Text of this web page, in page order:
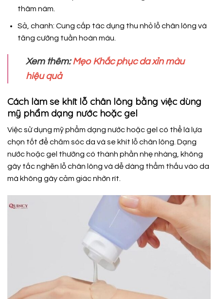
thâm nám.
Sả, chanh: Cung cấp tác dụng thu nhỏ lỗ chân lông và
tăng cường tuần hoàn máu.
Xem thêm:Mẹo Khắc phục da xỉn màu
hiệu quả
Cách làm se khít lỗ chân lông bằng việc dùng
mỹ phẩm dạng nước hoặc gel
Việc sử dụng mỹ phẩm dạng nước hoặc gel có thể là lựa
chọn tốt để chăm sóc da và se khít lỗ chân lông. Dạng
nước hoặc gel thường có thành phần nhẹ nhàng, không
gây tắc nghẽn lỗ chân lông và dễ dàng thẩm thấu vào da
mà không gây cảm giác nhờn rít.